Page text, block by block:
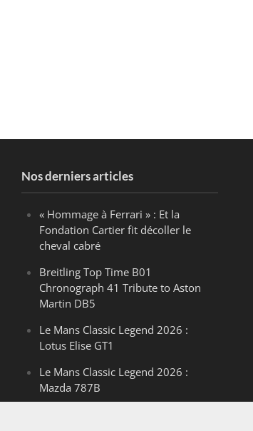
Nos derniers articles
« Hommage à Ferrari » : Et la
Fondation Cartier fit décoller le
cheval cabré
Breitling Top Time B01
Chronograph 41 Tribute to Aston
Martin DB5
Le Mans Classic Legend 2026 :
Lotus Elise GT1
Le Mans Classic Legend 2026 :
Mazda 787B